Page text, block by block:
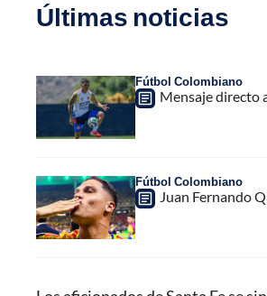
Últimas noticias
Fútbol Colombiano
Mensaje directo
Fútbol Colombiano
Juan Fernando